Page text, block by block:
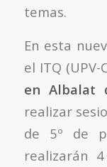
temas.
En esta
el ITQ (UPV-
en Albalat
realizar
de 5º de
realizarán